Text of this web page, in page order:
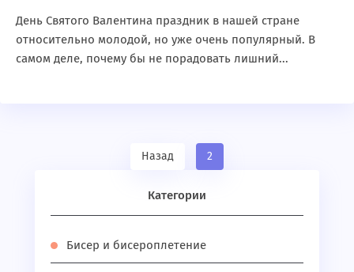
День Святого Валентина праздник в нашей стране
относительно молодой, но уже очень популярный. В
самом деле, почему бы не порадовать лишний...
Назад 2
Категории
Бисер и бисероплетение